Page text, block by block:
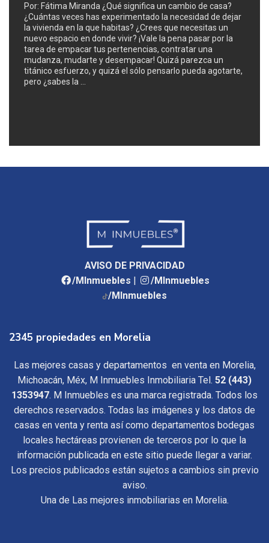
Por: Fátima Miranda ¿Qué significa un cambio de casa?
¿Cuántas veces has experimentado la necesidad de dejar
la vivienda en la que habitas? ¿Crees que necesitas un
nuevo espacio en donde vivir? ¡Vale la pena pasar por la
tarea de empacar tus pertenencias, contratar una
mudanza, mudarte y desempacar! Quizá parezca un
titánico esfuerzo, y quizá el sólo pensarlo pueda agotarte,
pero ¿sabes la …
AVISO DE PRIVACIDAD
/MInmuebles |
/MInmuebles
/MInmuebles
2345 propiedades en Morelia
Las mejores casas y departamentos en venta en Morelia,
Michoacán, Méx, M Inmuebles Inmobiliaria Tel. 52 (443)
1353947. M Inmuebles es una marca registrada. Todos los
derechos reservados. Todas las imágenes y los datos de
casas en venta y renta así como departamentos bodegas
locales hectáreas provienen de terceros por lo que la
información publicada en este sitio puede llegar a variar.
Los precios publicados están sujetos a cambios sin previo
aviso.
Una de Las mejores inmobiliarias en Morelia.